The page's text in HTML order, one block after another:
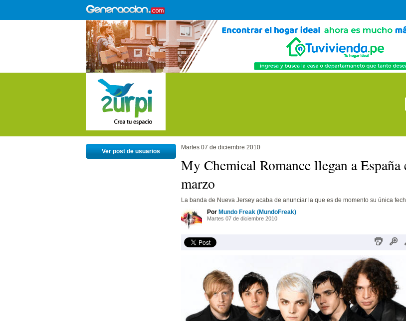
Ver post de usuarios
Martes 07 de diciembre 2010
My Chemical Romance llegan a España
marzo
La banda de Nueva Jersey acaba de anunciar la que es de momento su única
Por Mundo Freak (MundoFreak)
Martes 07 de diciembre 2010